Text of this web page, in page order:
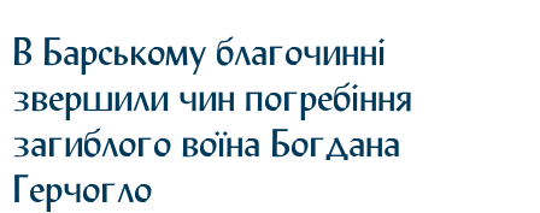
В Барському благочинні
звершили чин погребіння
загиблого воїна Богдана
Герчогло